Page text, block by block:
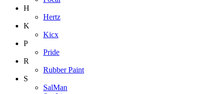
H
Hertz
K
Kicx
P
Pride
R
Rubber Paint
S
SalMan